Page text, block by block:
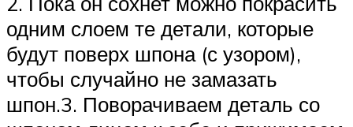
одним слоем те детали, которые
будут поверх шпона (с узором),
чтобы случайно не замазать
шпон.3. Поворачиваем деталь со